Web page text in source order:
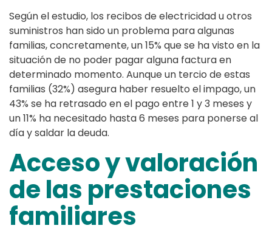
Según el estudio, los recibos de electricidad u otros
suministros han sido un problema para algunas
familias, concretamente, un 15% que se ha visto en la
situación de no poder pagar alguna factura en
determinado momento. Aunque un tercio de estas
familias (32%) asegura haber resuelto el impago, un
43% se ha retrasado en el pago entre 1 y 3 meses y
un 11% ha necesitado hasta 6 meses para ponerse al
día y saldar la deuda.
Acceso y valoración
de las prestaciones
familiares